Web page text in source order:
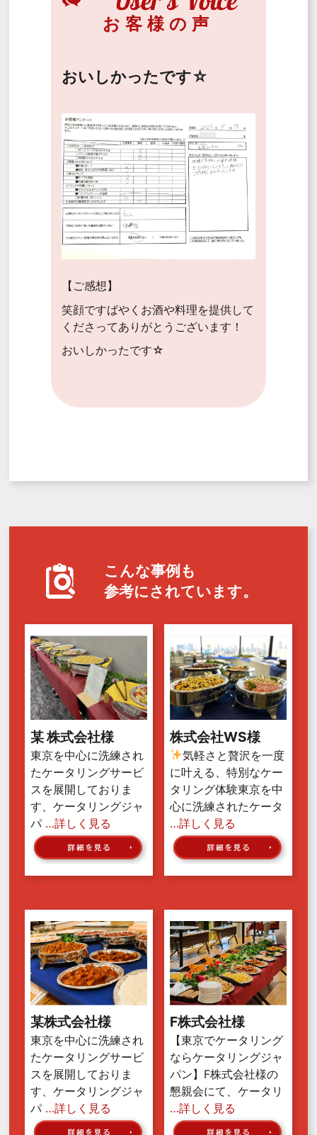
お客様の声
おいしかったです☆
【ご感想】
笑顔ですばやくお酒や料理を提供して
くださってありがとうございます！
おいしかったです☆
こんな事例も
参考にされています。
某 株式会社様
東京を中心に洗練され
たケータリングサービ
スを展開しておりま
す、ケータリングジャ
パ …詳しく見る
株式会社WS様
気軽さと贅沢を一度
に叶える、特別なケー
タリング体験東京を中
心に洗練されたケータ
…詳しく見る
某株式会社様
東京を中心に洗練され
たケータリングサービ
スを展開しておりま
す、ケータリングジャ
パ …詳しく見る
F株式会社様
【東京でケータリング
ならケータリングジャ
パン】F株式会社様の
懇親会にて、ケータリ
…詳しく見る